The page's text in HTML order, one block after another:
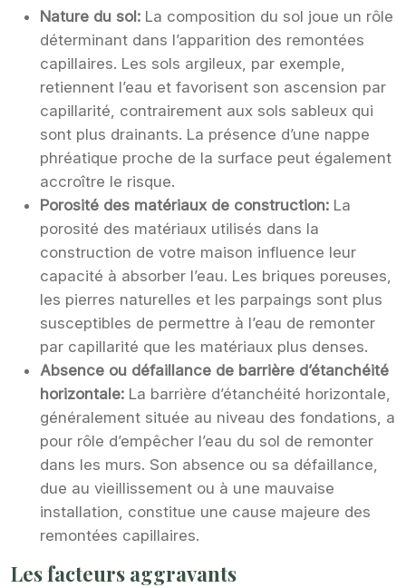
Nature du sol: La composition du sol joue un rôle
déterminant dans l’apparition des remontées
capillaires. Les sols argileux, par exemple,
retiennent l’eau et favorisent son ascension par
capillarité, contrairement aux sols sableux qui
sont plus drainants. La présence d’une nappe
phréatique proche de la surface peut également
accroître le risque.
Porosité des matériaux de construction: La
porosité des matériaux utilisés dans la
construction de votre maison influence leur
capacité à absorber l’eau. Les briques poreuses,
les pierres naturelles et les parpaings sont plus
susceptibles de permettre à l’eau de remonter
par capillarité que les matériaux plus denses.
Absence ou défaillance de barrière d’étanchéité
horizontale: La barrière d’étanchéité horizontale,
généralement située au niveau des fondations, a
pour rôle d’empêcher l’eau du sol de remonter
dans les murs. Son absence ou sa défaillance,
due au vieillissement ou à une mauvaise
installation, constitue une cause majeure des
remontées capillaires.
Les facteurs aggravants